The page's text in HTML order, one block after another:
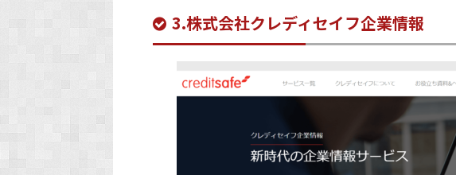
3.株式会社クレディセイフ企業情報